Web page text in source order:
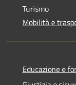
Turismo
Mobilità e
Educazione e